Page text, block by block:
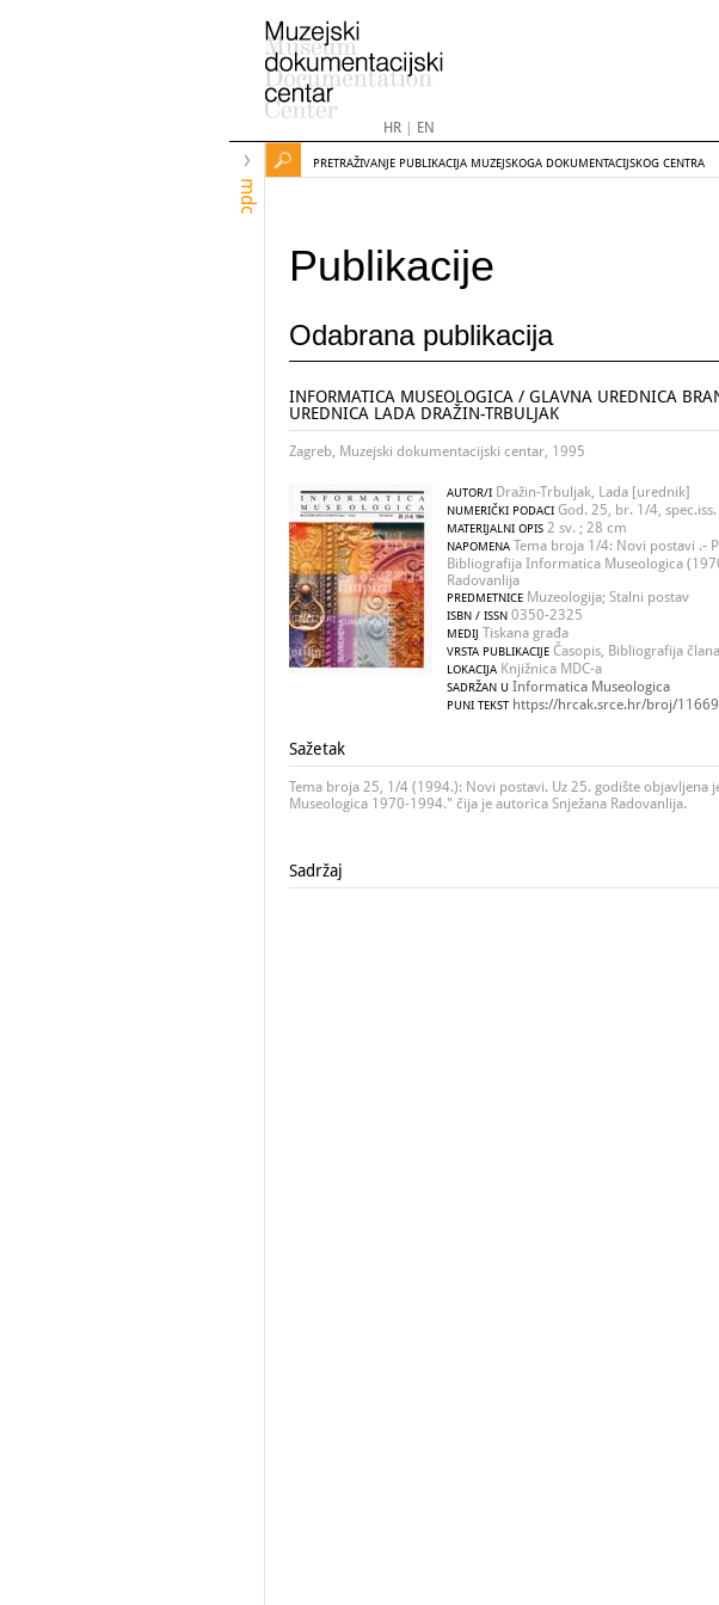
HR| EN
mdc
PRETRAŽIVANJE PUBLIKACIJA MUZEJSKOGA DOKUMENTACIJSKOG CENTRA
Publikacije
Odabrana publikacija
INFORMATICA MUSEOLOGICA / GLAVNA UREDNICA
UREDNICA LADA DRAŽIN-TRBULJAK
Zagreb, Muzejski dokumentacijski centar, 1995
AUTOR/I Dražin-Trbuljak, Lada [urednik]
NUMERIČKI PODACI God. 25, br. 1/4,
MATERIJALNI OPIS 2 sv. ; 28 cm
NAPOMENA Tema broja 1/4: Novi postavi .-
Bibliografija Informatica Museologica
Radovanlija
PREDMETNICE Muzeologija; Stalni postav
ISBN / ISSN 0350-2325
MEDIJ Tiskana građa
VRSTA PUBLIKACIJE Časopis, Bibliografija
LOKACIJA Knjižnica MDC-a
SADRŽAN U Informatica Museologica
PUNI TEKST https://hrcak.srce.hr/broj/11669
Sažetak
Tema broja 25, 1/4 (1994.): Novi postavi. Uz 25. godište
Museologica 1970-1994." čija je autorica Snježana Radovanlija.
Sadržaj